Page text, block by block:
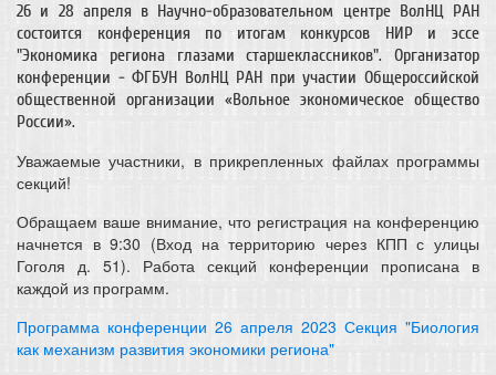
26 и 28 апреля в Научно-образовательном центре ВолНЦ РАН
состоится конференция по итогам конкурсов НИР и эссе
"Экономика региона глазами старшеклассников". Организатор
конференции -ФГБУН ВолНЦ РАН при участии Общероссийской
общественной организации «Вольное экономическое общество
России».
Уважаемые участники, в прикрепленных файлах программы
секций!
Обращаем ваше внимание, что регистрация на конференцию
начнется в 9:30 (Вход на территорию через КПП с улицы
Гоголя д. 51). Работа секций конференции прописана в
каждой из программ.
Программа конференции 26 апреля 2023 Секция "Биология
как механизм развития экономики региона"